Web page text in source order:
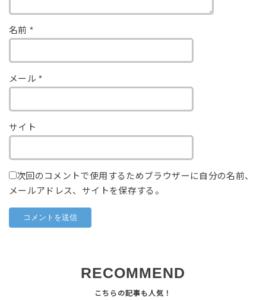
名前 *
メール*
サイト
次回のコメントで使用するためブラウザーに自分の名前、
メールアドレス、サイトを保存する。
RECOMMEND